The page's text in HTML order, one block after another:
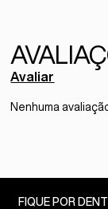
Avaliar
Nenhuma
FIQUE POR